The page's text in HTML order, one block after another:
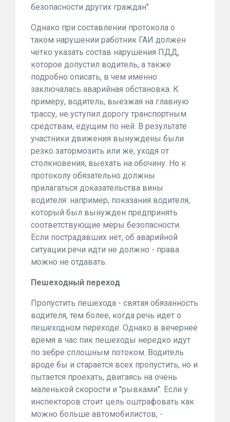
безопасности других граждан".
Однако при составлении протокола о
таком нарушении работник ГАИ должен
четко указать состав нарушения ПДД,
которое допустил водитель, а также
подробно описать, в чем именно
заключалась аварийная обстановка. К
примеру, водитель, выезжая на главную
трассу, не уступил дорогу транспортным
средствам, едущим по ней. В результате
участники движения вынуждены были
резко затормозить или же, уходя от
столкновения, выехать на обочину. Но к
протоколу обязательно должны
прилагаться доказательства вины
водителя: например, показания водителя,
который был вынужден предпринять
соответствующие меры безопасности.
Если пострадавших нет, об аварийной
ситуации речи идти не должно - права
можно не отдавать.
Пешеходный переход
Пропустить пешехода - святая обязанность
водителя, тем более, когда речь идет о
пешеходном переходе. Однако в вечернее
время в час пик пешеходы нередко идут
по зебре сплошным потоком. Водитель
вроде бы и старается всех пропустить, но и
пытается проехать, двигаясь на очень
маленькой скорости и "рывками". Если у
инспекторов стоит цель оштрафовать как
можно больше автомобилистов, -